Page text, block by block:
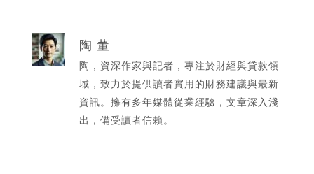
陶 董
陶，資深作家與記者，專注於財經與貸款領
域，致力於提供讀者實用的財務建議與最新
資訊。擁有多年媒體從業經驗，文章深入淺
出，備受讀者信賴。